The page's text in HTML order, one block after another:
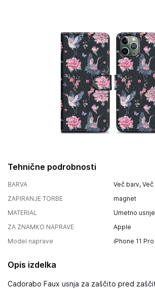
Tehnične podrobnosti
BARVA
Več barv,
ZAPIRANJE TORBE
magnet
MATERIAL
Umetno usnje
ZA ZNAMKO NAPRAVE
Apple
Model naprave
iPhone 11 Pro
Opis izdelka
Cadorabo Faux usnja za zaščito pred